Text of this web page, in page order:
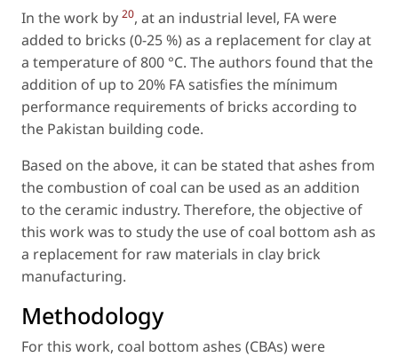
In the work by 20, at an industrial level, FA were
added to bricks (0-25 %) as a replacement for clay at
a temperature of 800 °C. The authors found that the
addition of up to 20% FA satisfies the mínimum
performance requirements of bricks according to
the Pakistan building code.
Based on the above, it can be stated that ashes from
the combustion of coal can be used as an addition
to the ceramic industry. Therefore, the objective of
this work was to study the use of coal bottom ash as
a replacement for raw materials in clay brick
manufacturing.
Methodology
For this work, coal bottom ashes (CBAs) were